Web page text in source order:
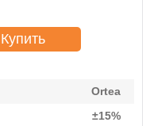
Ortea
±15%
Купить